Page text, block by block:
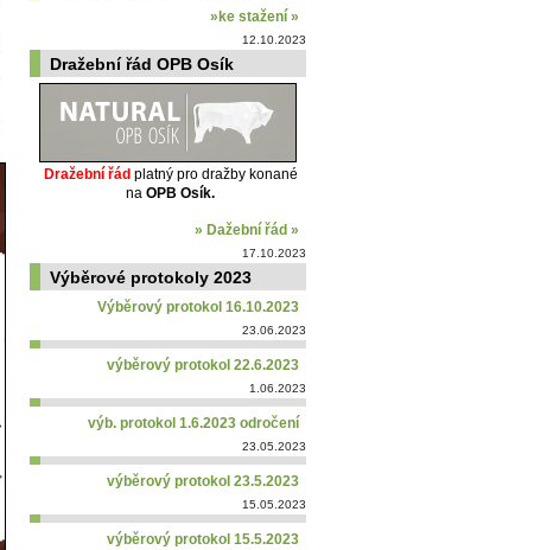
»ke stažení »
12.10.2023
Dražební řád OPB Osík
Dražební řád platný pro dražby konané
naOPB Osík.
» Dažební řád »
17.10.2023
Výběrové protokoly 2023
Výběrový protokol 16.10.2023
23.06.2023
výběrový protokol 22.6.2023
1.06.2023
výb. protokol 1.6.2023 odročení
23.05.2023
výběrový protokol 23.5.2023
15.05.2023
výběrový protokol 15.5.2023